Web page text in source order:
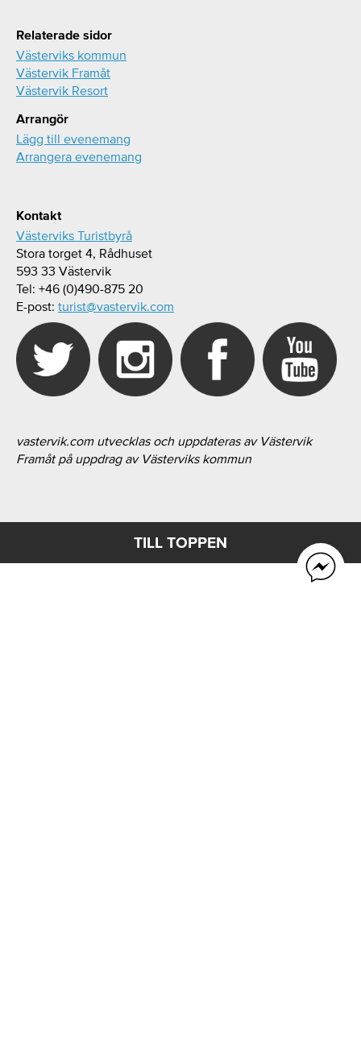
Relaterade sidor
Västerviks kommun
Västervik Framåt
Västervik Resort
Arrangör
Lägg till evenemang
Arrangera evenemang
Kontakt
Västerviks Turistbyrå
Stora torget 4, Rådhuset
593 33 Västervik
Tel: +46 (0)490-875 20
E-post: turist@vastervik.com
vastervik.com utvecklas och uppdateras av Västervik
Framåt på uppdrag av Västerviks kommun
TILL TOPPEN